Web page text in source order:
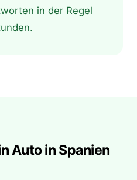
in der Regel
Auto in Spanien